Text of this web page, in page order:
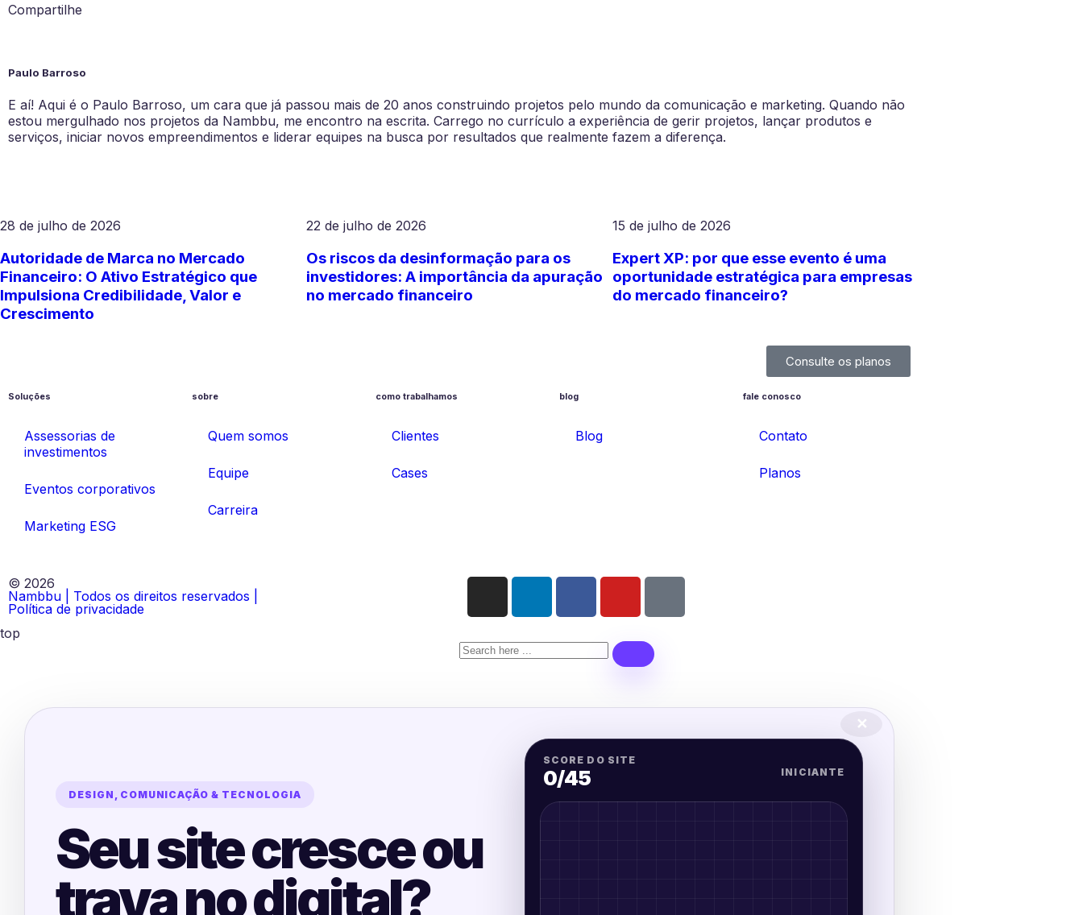
Compartilhe
Paulo Barroso
E aí! Aqui é o Paulo Barroso, um cara que já passou mais de 20 anos construindo projetos pelo mundo da comunicação e marketing. Quando não
estou mergulhado nos projetos da Nambbu, me encontro na escrita. Carrego no currículo a experiência de gerir projetos, lançar produtos e
serviços, iniciar novos empreendimentos e liderar equipes na busca por resultados que realmente fazem a diferença.
28 de julho de 2026
Autoridade de Marca no Mercado
Financeiro: O Ativo Estratégico que
Impulsiona Credibilidade, Valor e
Crescimento
22 de julho de 2026
Os riscos da desinformação para os
investidores: A importância da apuração
no mercado financeiro
15 de julho de 2026
Expert XP: por que esse evento é uma
oportunidade estratégica para empresas
do mercado financeiro?
Consulte os planos
Soluções
Assessorias de
investimentos
Eventos corporativos
Marketing ESG
sobre
Quem somos
Equipe
Carreira
como trabalhamos
Clientes
Cases
blog
Blog
fale conosco
Contato
Planos
© 2026
Nambbu | Todos os direitos reservados |
Política de privacidade
top
✕
DESIGN, COMUNICAÇÃO & TECNOLOGIA
Seu site cresce ou
trava no digital?
SCORE DO SITE
0/45 INICIANTE